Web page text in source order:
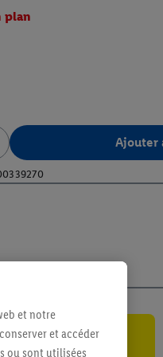
plan
Ajouter
et notre
et accéder
ou sont utilisées